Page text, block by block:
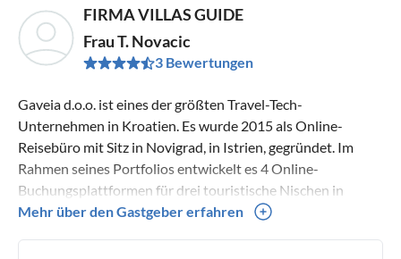
FIRMA VILLAS GUIDE
Frau T. Novacic
3 Bewertungen
Gaveia d.o.o. ist eines der größten Travel-Tech-
Unternehmen in Kroatien. Es wurde 2015 als Online-
Reisebüro mit Sitz in Novigrad, in Istrien, gegründet. Im
Rahmen seines Portfolios entwickelt es 4 Online-
Buchungsplattformen für drei touristische Nischen in
Kroatien und Europa - Camping, Mobilheime sowie Villen
Mehr über den Gastgeber erfahren